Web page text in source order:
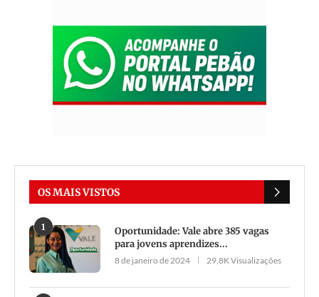
OS MAIS VISTOS
1
Oportunidade: Vale abre 385 vagas
para jovens aprendizes...
8 de janeiro de 2024 29,8K Visualizações